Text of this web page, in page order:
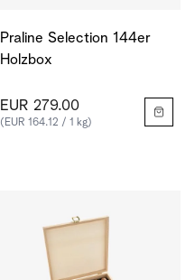
Praline Selection 144er
Holzbox
EUR 279.00
(EUR 164.12 / 1 kg)